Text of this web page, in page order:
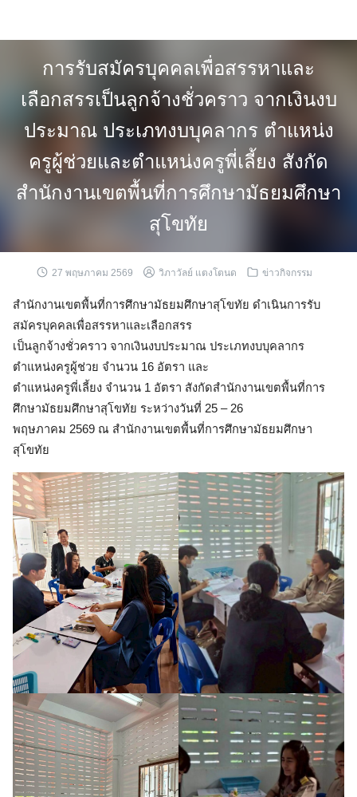
การรับสมัครบุคคลเพื่อสรรหาและ
เลือกสรรเป็นลูกจ้างชั่วคราว จากเงินงบ
ประมาณ ประเภทงบบุคลากร ตำแหน่ง
ครูผู้ช่วยและตำแหน่งครูพี่เลี้ยง สังกัด
สำนักงานเขตพื้นที่การศึกษามัธยมศึกษา
สุโขทัย
27 พฤษภาคม 2569 วิภาวัลย์ แตงโตนด ข่าวกิจกรรม
สำนักงานเขตพื้นที่การศึกษามัธยมศึกษาสุโขทัย ดำเนินการรับ
สมัครบุคคลเพื่อสรรหาและเลือกสรร
เป็นลูกจ้างชั่วคราว จากเงินงบประมาณ ประเภทงบบุคลากร
ตำแหน่งครูผู้ช่วย จำนวน 16 อัตรา และ
ตำแหน่งครูพี่เลี้ยง จำนวน 1 อัตรา สังกัดสำนักงานเขตพื้นที่การ
ศึกษามัธยมศึกษาสุโขทัย ระหว่างวันที่ 25 – 26
พฤษภาคม 2569 ณ สำนักงานเขตพื้นที่การศึกษามัธยมศึกษา
สุโขทัย